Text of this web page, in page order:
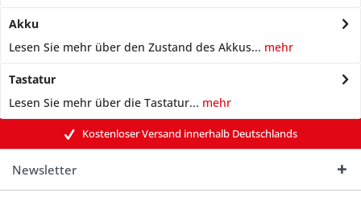
Akku
Lesen Sie mehr über den Zustand des Akkus... mehr
Tastatur
Lesen Sie mehr über die Tastatur... mehr
Kostenloser Versand innerhalb Deutschlands
Newsletter